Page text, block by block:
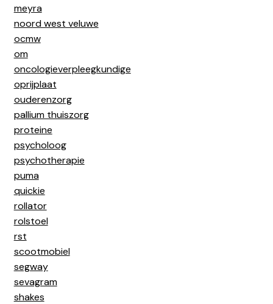
meyra
noord west veluwe
ocmw
om
oncologieverpleegkundige
oprijplaat
ouderenzorg
pallium thuiszorg
proteine
psycholoog
psychotherapie
puma
quickie
rollator
rolstoel
rst
scootmobiel
segway
sevagram
shakes